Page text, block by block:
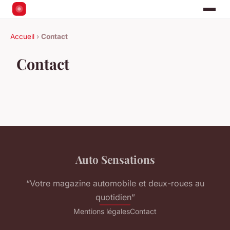
Accueil › Contact
Contact
Auto Sensations
“Votre magazine automobile et deux-roues au
quotidien”
Mentions légalesContact